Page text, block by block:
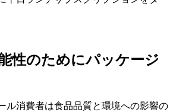
性のためにパッケージ
ル消費者は食品品質と環境への影響の